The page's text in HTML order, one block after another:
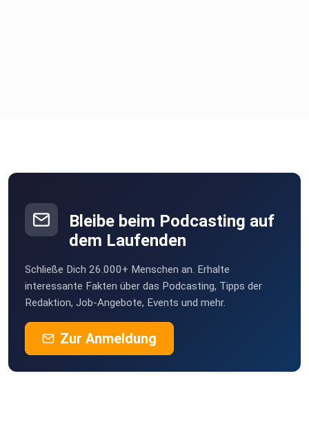
Bleibe beim Podcasting auf
dem Laufenden
Schließe Dich 26.000+ Menschen an. Erhalte
interessante Fakten über das Podcasting, Tipps der
Redaktion, Job-Angebote, Events und mehr.
Zur Anmeldung